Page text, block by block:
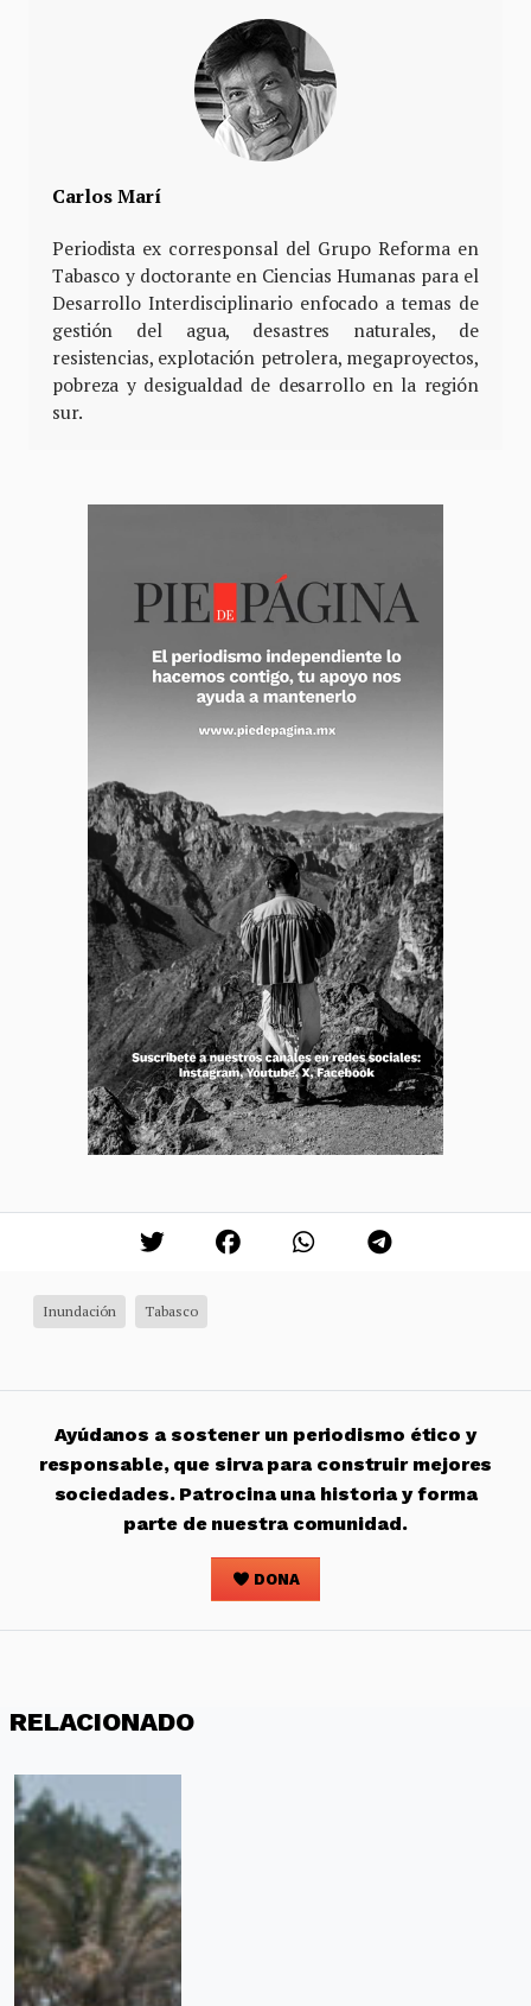
Carlos Marí
Periodista ex corresponsal del Grupo Reforma en
Tabasco y doctorante en Ciencias Humanas para el
Desarrollo Interdisciplinario enfocado a temas de
gestión del agua, desastres naturales, de
resistencias, explotación petrolera, megaproyectos,
pobreza y desigualdad de desarrollo en la región
sur.
Inundación Tabasco
Ayúdanos a sostener un periodismo ético y
responsable, que sirva para construir mejores
sociedades. Patrocina una historia y forma
parte de nuestra comunidad.
DONA
RELACIONADO